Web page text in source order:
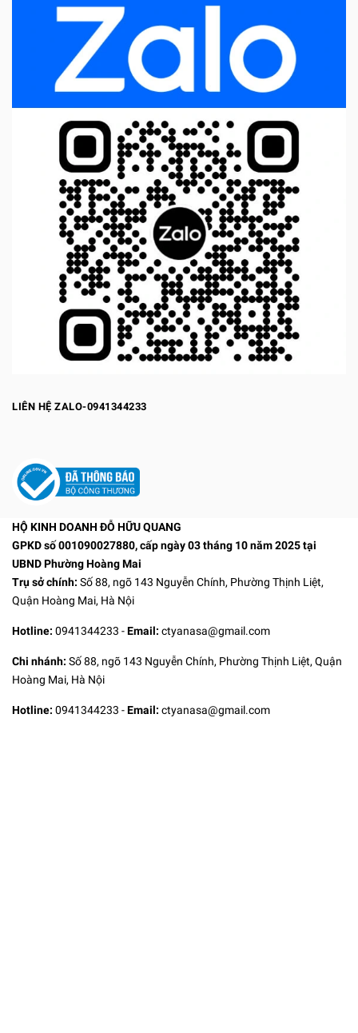
LIÊN HỆ ZALO-0941344233
HỘ KINH DOANH ĐỖ HỮU QUANG
GPKD số 001090027880, cấp ngày 03 tháng 10 năm 2025 tại
UBND Phường Hoàng Mai
Trụ sở chính: Số 88, ngõ 143 Nguyễn Chính, Phường Thịnh Liệt,
Quận Hoàng Mai, Hà Nội
Hotline: 0941344233 -Email: ctyanasa@gmail.com
Chi nhánh: Số 88, ngõ 143 Nguyễn Chính, Phường Thịnh Liệt, Quận
Hoàng Mai, Hà Nội
Hotline: 0941344233 -Email: ctyanasa@gmail.com